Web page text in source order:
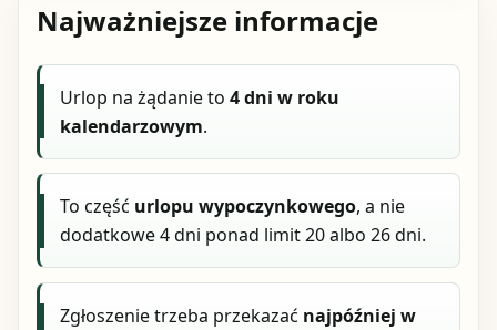
Najważniejsze informacje
Urlop na żądanie to4 dni w roku
kalendarzowym.
To część urlopu wypoczynkowego, a nie
dodatkowe 4 dni ponad limit 20 albo 26 dni.
Zgłoszenie trzeba przekazać najpóźniej w